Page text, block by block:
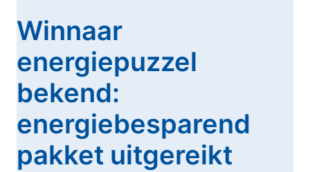
Winnaar
energiepuzzel
bekend:
energiebesparend
pakket uitgereikt